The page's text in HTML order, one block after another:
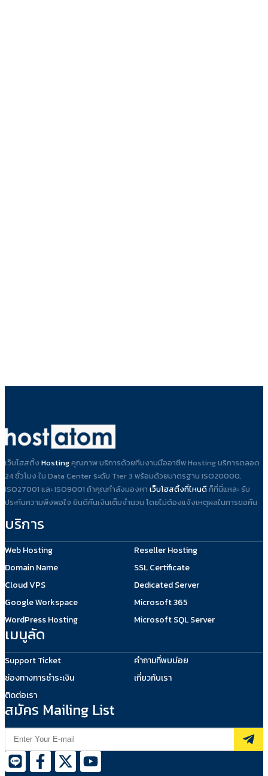
เว็บโฮสติ้ง Hostingคุณภาพ บริการด้วยทีมงานมืออาชีพ Hosting บริการตลอด
24 ชั่วโมง ใน Data Center ระดับ Tier 3 พร้อมด้วยมาตรฐาน ISO20000,
ISO27001 และ ISO9001 ถ้าคุณกำลังมองหา เว็บโฮสติ้งที่ไหนดีก็ที่นี่แหละ รับ
ประกันความพึงพอใจ ยินดีคืนเงินเต็มจำนวน โดยไม่ต้องแจ้งเหตุผลในการขอคืน
บริการ
Web Hosting
Domain Name
Cloud VPS
Google Workspace
WordPress Hosting
Reseller Hosting
SSL Certificate
Dedicated Server
Microsoft 365
Microsoft SQL Server
เมนูลัด
Support Ticket
ช่องทางการชำระเงิน
ติดต่อเรา
คำถามที่พบบ่อย
เกี่ยวกับเรา
สมัคร Mailing List